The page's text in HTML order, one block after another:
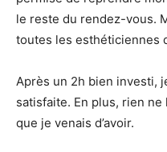
le reste du rendez-vous.
toutes les esthéticiennes
Après un 2h bien investi,
satisfaite. En plus, rien
que je venais d’avoir.